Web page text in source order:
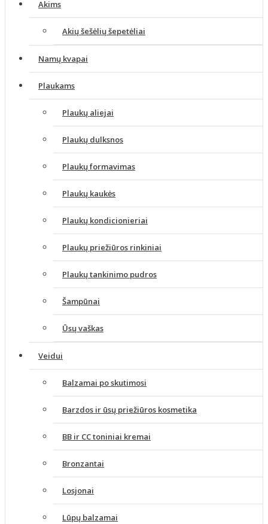
Akims
Akių šešėlių šepetėliai
Namų kvapai
Plaukams
Plaukų aliejai
Plaukų dulksnos
Plaukų formavimas
Plaukų kaukės
Plaukų kondicionieriai
Plaukų priežiūros rinkiniai
Plaukų tankinimo pudros
Šampūnai
Ūsų vaškas
Veidui
Balzamai po skutimosi
Barzdos ir ūsų priežiūros kosmetika
BB ir CC toniniai kremai
Bronzantai
Losjonai
Lūpų balzamai